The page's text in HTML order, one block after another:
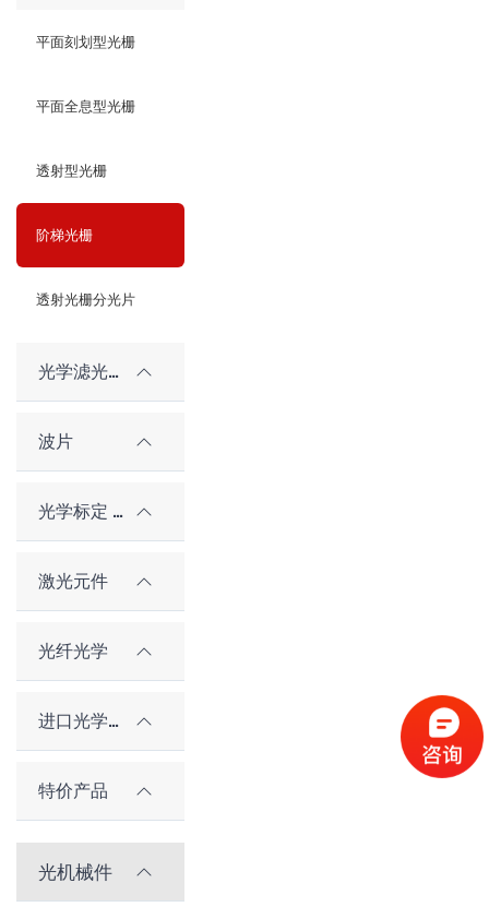
平面刻划型光栅
平面全息型光栅
透射型光栅
阶梯光栅
透射光栅分光片
光学滤光片
波片
光学标定 / 对准元件
激光元件
光纤光学
进口光学元件
特价产品
光机械件